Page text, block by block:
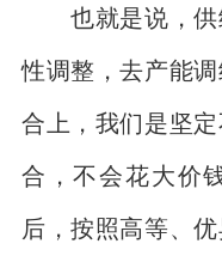
也就是说，供
性调整，去产能
合上，我们是坚
合，不会花大价
后，按照高等、